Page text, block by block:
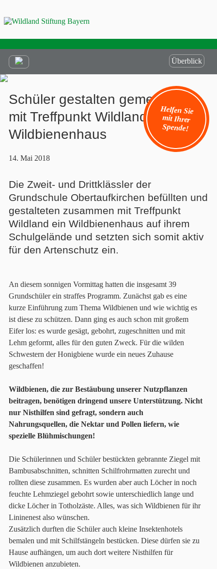
Helfen Sie
mit Ihrer
Spende!
Überblick
Schüler gestalten gemeinsam
mit Treffpunkt Wildland ein
Wildbienenhaus
14. Mai 2018
Die Zweit- und Drittklässler der
Grundschule Obertaufkirchen befüllten und
gestalteten zusammen mit Treffpunkt
Wildland ein Wildbienenhaus auf ihrem
Schulgelände und setzten sich somit aktiv
für den Artenschutz ein.
An diesem sonnigen Vormittag hatten die insgesamt 39
Grundschüler ein straffes Programm. Zunächst gab es eine
kurze Einführung zum Thema Wildbienen und wie wichtig es
ist diese zu schützen. Dann ging es auch schon mit großem
Eifer los: es wurde gesägt, gebohrt, zugeschnitten und mit
Lehm geformt, alles für den guten Zweck. Für die wilden
Schwestern der Honigbiene wurde ein neues Zuhause
geschaffen!
Wildbienen, die zur Bestäubung unserer Nutzpflanzen
beitragen, benötigen dringend unsere Unterstützung. Nicht
nur Nisthilfen sind gefragt, sondern auch
Nahrungsquellen, die Nektar und Pollen liefern, wie
spezielle Blühmischungen!
Die Schülerinnen und Schüler bestückten gebrannte Ziegel mit
Bambusabschnitten, schnitten Schilfrohrmatten zurecht und
rollten diese zusammen. Es wurden aber auch Löcher in noch
feuchte Lehmziegel gebohrt sowie unterschiedlich lange und
dicke Löcher in Totholzäste. Alles, was sich Wildbienen für ihr
Lininenest also wünschen.
Zusätzlich durften die Schüler auch kleine Insektenhotels
bemalen und mit Schilfstängeln bestücken. Diese dürfen sie zu
Hause aufhängen, um auch dort weitere Nisthilfen für
Wildbienen anzubieten.